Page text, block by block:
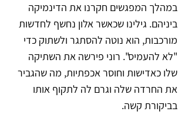
במהלך המפגשים חקרנו את הדינמיקה
ביניהם. גילינו שכאשר אלון נחשף לחדשות
מורכבות, הוא נוטה להסתגר ולשתוק כדי
"לא להעמיס". רוני פירשה את השתיקה
שלו כאדישות וחוסר אכפתיות, מה שהגביר
את החרדה שלה וגרם לה לתקוף אותו
בביקורת קשה.